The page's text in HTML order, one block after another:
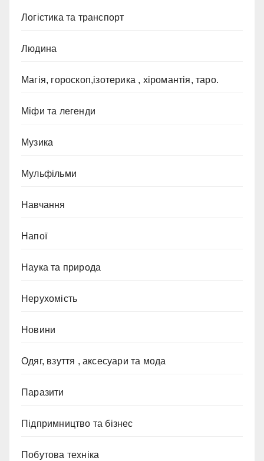
Логістика та транспорт
Людина
Магія, гороскоп,ізотерика , хіромантія, таро.
Міфи та легенди
Музика
Мульфільми
Навчання
Напої
Наука та природа
Нерухомість
Новини
Одяг, взуття , аксесуари та мода
Паразити
Підпримництво та бізнес
Побутова техніка